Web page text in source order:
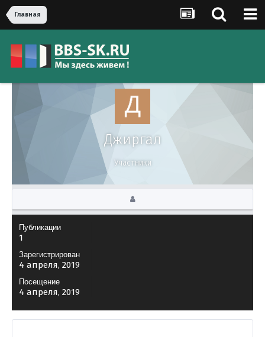
Главная
Джиргал
Участники
Публикации
1
Зарегистрирован
4 апреля, 2019
Посещение
4 апреля, 2019